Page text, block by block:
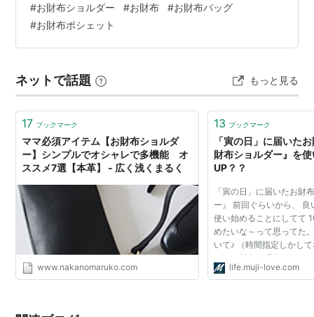
シェット マザーズバッグ ママバッグ 撥水 インナーバッ
グ ミニショルダー 軽量 斜め掛け 整頓 お財布ショルダー
ウォレット 財布機能付き コンパクト お財布ショルダー
考えるお財布ショルダーがママに人気の理由！まずはこ
れ♡【身軽】…
#お財布ショルダー #お財布 #お財布バッグ
#お財布ポシェット
ネットで話題 もっと見る
17 ブックマーク
ママ必須アイテム【お財布ショルダ
ー】シンプルでオシャレで多機能 オ
ススメ7選【本革】 - 広く浅くまるく
www.nakanomaruko.com
13 ブックマーク
「寅の日」に届いた
財布ショルダー』を
UP？？
「寅の日」に届いたお財
ー』 前回ぐらいから、
使い始めることにしてて
めたいな～って思ってた
いて♪ （時間指定しかし
このお財布は縁起がいい
に思ってる私💓 けっこ～
life.muji-love.com